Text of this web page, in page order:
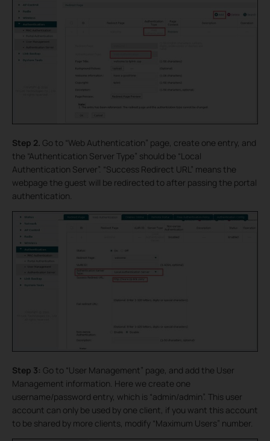
Step 2. Go to “Web Authentication” page, create one entry, and
the “Authentication Server Type” should be “Local
Authentication Server”. “Success Redirect URL” means the
webpage the guest will be redirected to after passing the portal
authentication.
Step 3: Go to “User Management” page, and add the User
Management information. Here we create one
username/password entry, which is “admin/admin”. This user
account can only be used by one client, if you want this account
to be shared by more clients, modify “Maximum Users” number.